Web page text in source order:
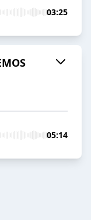
03:25
05:14